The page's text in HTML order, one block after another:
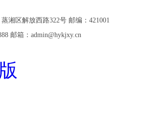
湘区解放西路322号 邮编：421001
邮箱：admin@hykjxy.cn